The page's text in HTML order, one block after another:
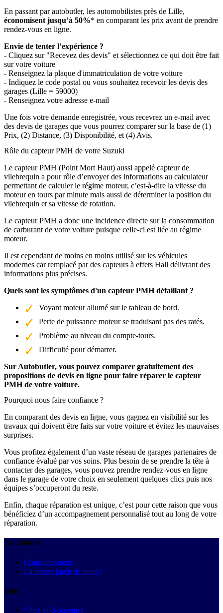
En passant par autobutler, les automobilistes près de Lille,
économisent jusqu’à 50%* en comparant les prix avant de prendre
rendez-vous en ligne.
Envie de tenter l’expérience ?
- Cliquez sur "Recevez des devis" et sélectionnez ce qui doit être fait
sur votre voiture
- Renseignez la plaque d'immatriculation de votre voiture
- Indiquez le code postal ou vous souhaitez recevoir les devis des
garages (Lille = 59000)
- Renseignez votre adresse e-mail
Une fois votre demande enregistrée, vous recevrez un e-mail avec
des devis de garages que vous pourrez comparer sur la base de (1)
Prix, (2) Distance, (3) Disponibilité, et (4) Avis.
Rôle du capteur PMH de votre Suzuki
Le capteur PMH (Point Mort Haut) aussi appelé capteur de
vilebrequin a pour rôle d’envoyer des informations au calculateur
permettant de calculer le régime moteur, c’est-à-dire la vitesse du
moteur en tours par minute mais aussi de déterminer la position du
vilebrequin et sa vitesse de rotation.
Le capteur PMH a donc une incidence directe sur la consommation
de carburant de votre voiture puisque celle-ci est liée au régime
moteur.
Il est cependant de moins en moins utilisé sur les véhicules
modernes car remplacé par des capteurs à effets Hall délivrant des
informations plus précises.
Quels sont les symptômes d'un capteur PMH défaillant ?
Voyant moteur allumé sur le tableau de bord.
Perte de puissance moteur se traduisant pas des ratés.
Problème au niveau du compte-tours.
Difficulté pour démarrer.
Sur Autobutler, vous pouvez comparer gratuitement des
propositions de devis en ligne pour faire réparer le capteur
PMH de votre voiture.
Pourquoi nous faire confiance ?
En comparant des devis en ligne, vous gagnez en visibilité sur les
travaux qui doivent être faits sur votre voiture et évitez les mauvaises
surprises.
Vous profitez également d’un vaste réseau de garages partenaires de
confiance évalué par vos soins. Plus besoin de se prendre la tête à
contacter des garages, vous pouvez prendre rendez-vous en ligne
dans le garage de votre choix en seulement quelques clics puis nos
équipes s’occuperont du reste.
Enfin, chaque réparation est unique, c’est pour cette raison que vous
bénéficiez d’un accompagnement personnalisé tout au long de votre
réparation.
Autobutler
Contactez-nous
La presse parle de nous !
Info
*Prix et économies